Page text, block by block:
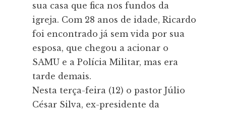
sua casa que fica nos fundos da
igreja. Com 28 anos de idade, Ricardo
foi encontrado já sem vida por sua
esposa, que chegou a acionar o
SAMU e a Polícia Militar, mas era
tarde demais.
Nesta terça-feira (12) o pastor Júlio
César Silva, ex-presidente da